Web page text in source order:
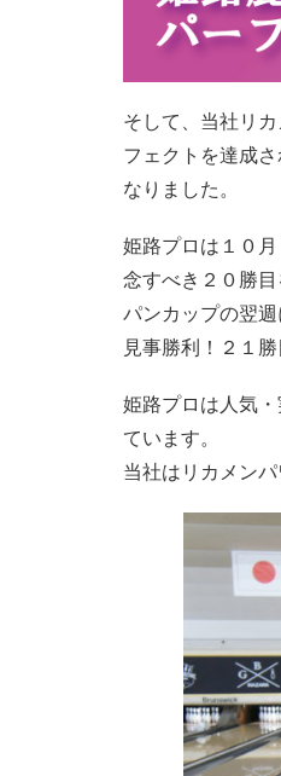
そして、当社リ
フェクトを達成
なりました。
姫路プロは１０
念すべき２０勝
パンカップの翌
見事勝利！２１
姫路プロは人気
ています。
当社はリカメン